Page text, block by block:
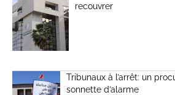
recouvrer
Tribunaux à l’arrêt: un
sonnette d’alarme